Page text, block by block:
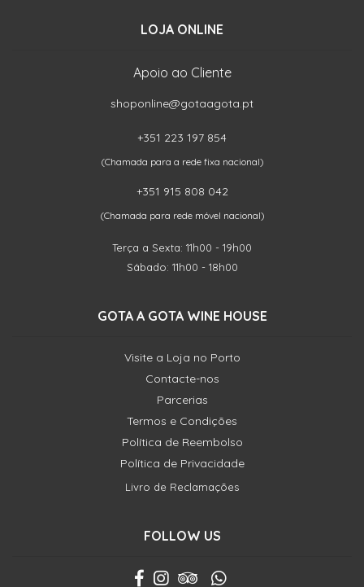
LOJA ONLINE
Apoio ao Cliente
shoponline@gotaagota.pt
+351 223 197 854
(Chamada para a rede fixa nacional)
+351 915 808 042
(Chamada para rede móvel nacional)
Terça a Sexta: 11h00 - 19h00
Sábado: 11h00 - 18h00
GOTA A GOTA WINE HOUSE
Visite a Loja no Porto
Contacte-nos
Parcerias
Termos e Condições
Política de Reembolso
Política de Privacidade
Livro de Reclamações
FOLLOW US